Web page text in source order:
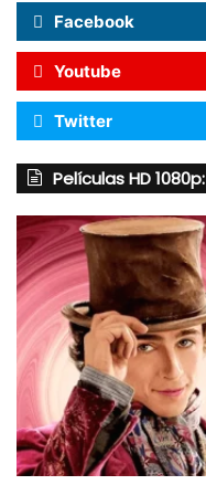
Facebook
Youtube
Twitter
Películas HD 1080p: